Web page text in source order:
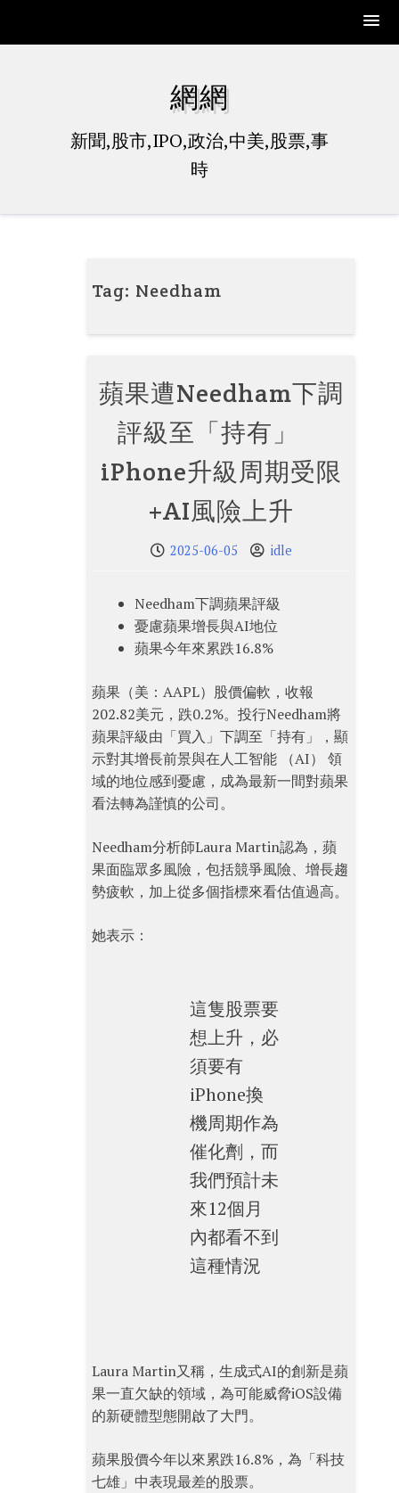
網網
新聞,股市,IPO,政治,中美,股票,事
時
Tag: Needham
蘋果遭Needham下調
評級至「持有」
iPhone升級周期受限
+AI風險上升
2025-06-05 idle
Needham下調蘋果評級
憂慮蘋果增長與AI地位
蘋果今年來累跌16.8%
蘋果（美：AAPL）股價偏軟，收報
202.82美元，跌0.2%。投行Needham將
蘋果評級由「買入」下調至「持有」，顯
示對其增長前景與在人工智能 （AI） 領
域的地位感到憂慮，成為最新一間對蘋果
看法轉為謹慎的公司。
Needham分析師Laura Martin認為，蘋
果面臨眾多風險，包括競爭風險、增長趨
勢疲軟，加上從多個指標來看估值過高。
她表示：
這隻股票要
想上升，必
須要有
iPhone換
機周期作為
催化劑，而
我們預計未
來12個月
內都看不到
這種情況
Laura Martin又稱，生成式AI的創新是蘋
果一直欠缺的領域，為可能威脅iOS設備
的新硬體型態開啟了大門。
蘋果股價今年以來累跌16.8%，為「科技
七雄」中表現最差的股票。